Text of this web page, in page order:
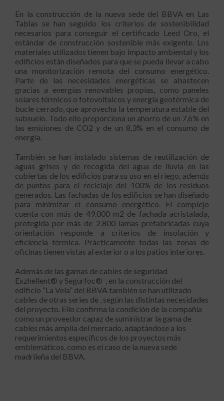
En la construcción de la nueva sede del BBVA en Las
Tablas se han seguido los criterios de sostenibilidad
necesarios para conseguir el certificado Leed Oro, el
estándar de construcción sostenible más exigente. Los
materiales utilizados tienen bajo impacto ambiental y los
edificios están diseñados para que se pueda llevar a cabo
una monitorización remota del consumo energético.
Parte de las necesidades energéticas se abastecen
gracias a energías renovables propias, como paneles
solares térmicos o fotovoltaicos y energía geotérmica de
bucle cerrado, que aprovecha la temperatura estable del
subsuelo. Todo ello proporciona un ahorro de un 7,6% en
las emisiones de CO2 y de un 8,3% en el consumo de
energía.
También se han instalado sistemas de reutilización de
aguas grises y de recogida del agua de lluvia en las
cubiertas de los edificios para su uso en el riego, además
de puntos para el reciclaje del 100% de los residuos
generados. Las fachadas de los edificios se han diseñado
para minimizar el consumo energético. El complejo
cuenta con más de 49.000 m2 de fachada acristalada,
protegida por más de 2.800 lamas prefabricadas cuya
orientación responde a criterios de insolación y
eficiencia térmica. Prácticamente todas las zonas de
oficinas tienen vistas al exterior o a los patios interiores.
Además de las gamas de cables de seguridad
Exzhellent® y Segurfoc® , en la construcción del
edificio “La Vela” del BBVA también se han utilizado
cables de otras series de , según las distintas necesidades
del proyecto. Ello confirma la condición de la compañía
como un proveedor capaz de suministrar la gama de
cables más amplia del mercado, adaptándose a los
requerimientos específicos de los proyectos más
emblemáticos, como es el caso de la nueva sede
madrileña del BBVA.